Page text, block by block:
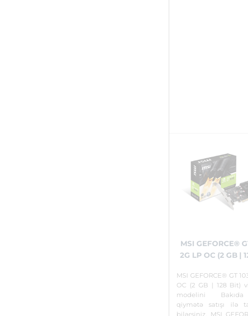
MSI GEFORCE®
2G LP OC (2 GB |
MSI GEFORCE® GT
OC (2 GB | 128 Bit)
modelini
qiymətə satışı ilə
bilərsiniz. MSI